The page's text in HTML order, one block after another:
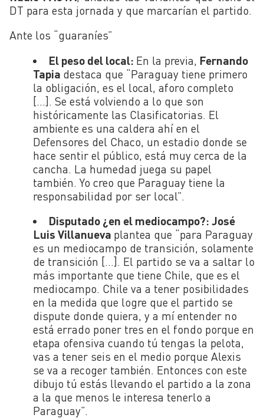
DT para esta jornada y que marcarían el partido.
Ante los “guaraníes”
El peso del local: En la previa, Fernando
Tapia destaca que “Paraguay tiene primero
la obligación, es el local, aforo completo
[…]. Se está volviendo a lo que son
históricamente las Clasificatorias. El
ambiente es una caldera ahí en el
Defensores del Chaco, un estadio donde se
hace sentir el público, está muy cerca de la
cancha. La humedad juega su papel
también. Yo creo que Paraguay tiene la
responsabilidad por ser local”.
Disputado ¿en el mediocampo?: José
Luis Villanueva plantea que “para Paraguay
es un mediocampo de transición, solamente
de transición […]. El partido se va a saltar lo
más importante que tiene Chile, que es el
mediocampo. Chile va a tener posibilidades
en la medida que logre que el partido se
dispute donde quiera, y a mí entender no
está errado poner tres en el fondo porque en
etapa ofensiva cuando tú tengas la pelota,
vas a tener seis en el medio porque Alexis
se va a recoger también. Entonces con este
dibujo tú estás llevando el partido a la zona
a la que menos le interesa tenerlo a
Paraguay”.